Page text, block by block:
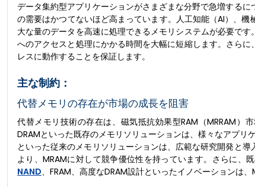
データ集約型アプリケーションがさまざまな分野で急増する
の需要はかつてないほど高まっています。人工知能（AI）、
大な量のデータを高速に処理できるメモリシステムが必要で
へのアクセスと処理にかかる時間を大幅に短縮します。さら
レスに動作することを保証します。
主な制約：
代替メモリの存在が市場の成長を阻害
代替メモリ技術の存在は、磁気抵抗効果型RAM（MRRAM）
DRAMといった既存のメモリソリューションは、様々なアプリ
といった従来のメモリソリューションは、広範な研究開発と
より、MRAMに対して競争優位性を持っています。さらに、
NAND、FRAM、高度なDRAM設計といったイノベーションは